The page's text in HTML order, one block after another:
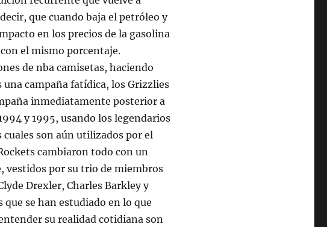
que cuando baja el petróleo y
en los precios de la gasolina
el mismo porcentaje.
de nba camisetas, haciendo
una campaña fatídica, los Grizzlies
inmediatamente posterior a
y 1995, usando los legendarios
son aún utilizados por el
cambiaron todo con un
vestidos por su trio de miembros
Drexler, Charles Barkley y
se han estudiado en lo que
su realidad cotidiana son